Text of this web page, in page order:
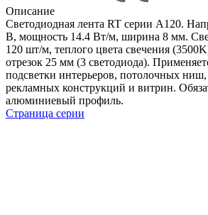
Описание
Светодиодная лента RT серии A120.
В, мощность 14.4 Вт/м, ширина 8 мм.
120 шт/м, теплого цвета свечения
отрезок 25 мм (3 светодиода).
подсветки интерьеров, потолочных ниш,
рекламных конструкций и витрин.
алюминиевый профиль.
Страница серии